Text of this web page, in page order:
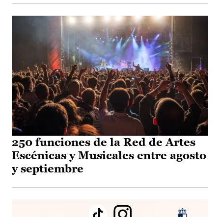
250 funciones de la Red de Artes
Escénicas y Musicales entre agosto
y septiembre